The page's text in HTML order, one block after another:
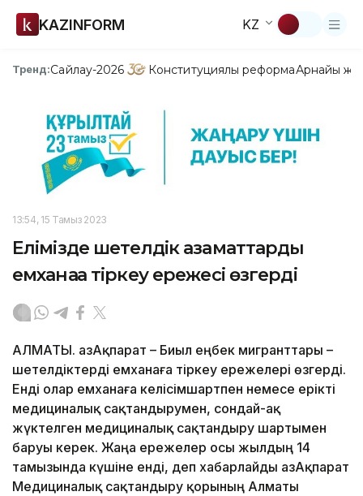
KAZINFORM KZ
Тренд:Сайлау-2026 Конституциялық реформаАрнайы
13:54, 15 Тамыз 2023
Елімізде шетелдік азаматтарды
емханаға тіркеу ережесі өзгерді
АЛМАТЫ. ҚазАқпарат – Биыл еңбек мигранттары –
шетелдіктерді емханаға тіркеу ережелері өзгерді.
Енді олар емханаға келісімшартпен немесе ерікті
медициналық сақтандырумен, сондай-ақ
жүктелген медициналық сақтандыру шартымен
баруы керек. Жаңа ережелер осы жылдың 14
тамызында күшіне енді, деп хабарлайды ҚазАқпарат
Медициналық сақтандыру қорының Алматы